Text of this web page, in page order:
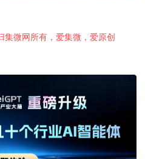
微网所有，爱集微，爱原创